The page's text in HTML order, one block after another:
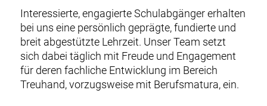
Interessierte, engagierte Schulabgänger erhalten
bei uns eine persönlich geprägte, fundierte und
breit abgestützte Lehrzeit. Unser Team setzt
sich dabei täglich mit Freude und Engagement
für deren fachliche Entwicklung im Bereich
Treuhand, vorzugsweise mit Berufsmatura, ein.